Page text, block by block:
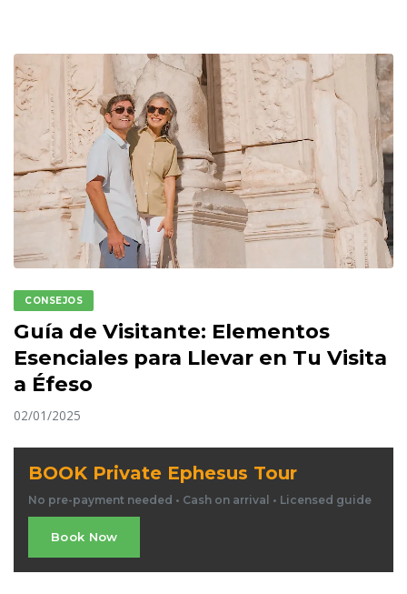
CONSEJOS
Guía de Visitante: Elementos
Esenciales para Llevar en Tu Visita
a Éfeso
02/01/2025
BOOK Private Ephesus Tour
No pre-payment needed • Cash on arrival • Licensed guide
Book Now